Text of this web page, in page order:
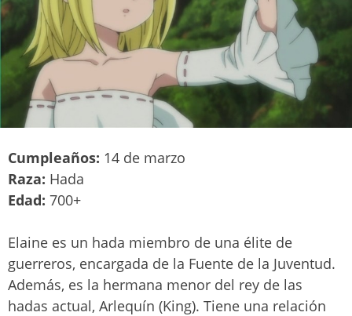
Cumpleaños: 14 de marzo
Raza: Hada
Edad: 700+
Elaine es un hada miembro de una élite de
guerreros, encargada de la Fuente de la Juventud.
Además, es la hermana menor del rey de las
hadas actual, Arlequín (King). Tiene una relación